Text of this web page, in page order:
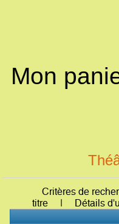
Mon
Critères de
titre | Détails